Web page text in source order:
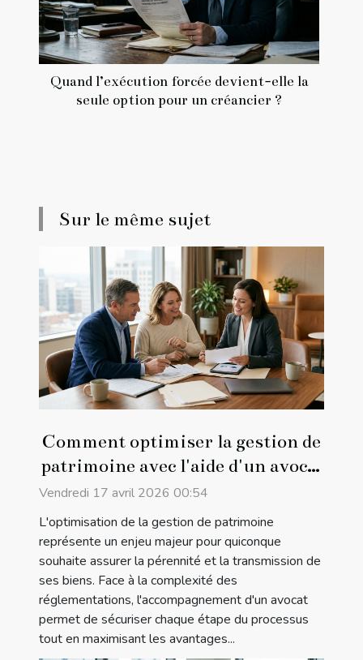
Quand l’exécution forcée devient-elle la
seule option pour un créancier ?
Sur le même sujet
Comment optimiser la gestion de
patrimoine avec l'aide d'un avocat
?
Vendredi 17 avril 2026 00:54
L'optimisation de la gestion de patrimoine
représente un enjeu majeur pour quiconque
souhaite assurer la pérennité et la transmission de
ses biens. Face à la complexité des
réglementations, l'accompagnement d'un avocat
permet de sécuriser chaque étape du processus
tout en maximisant les avantages...